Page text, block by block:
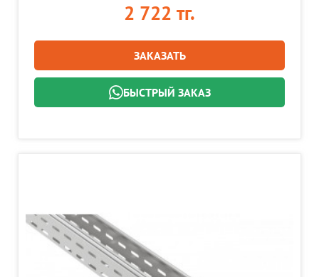
2 722 тг.
ЗАКАЗАТЬ
БЫСТРЫЙ ЗАКАЗ